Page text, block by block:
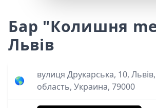
Бар "Колишня
Львів
🌎
вулиця Друкарська, 10,
область, Украина, 79000